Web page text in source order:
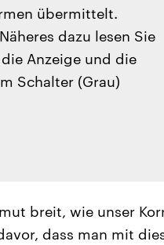
übermittelt.
dazu lesen Sie
Anzeige und die
Schalter (Grau)
breit, wie unser
dass man mit